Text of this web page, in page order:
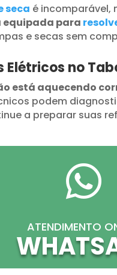
seca é incomparável,
equipada para
e secas sem
Elétricos no
está aquecendo
podem
a preparar suas

ATENDIMENTO